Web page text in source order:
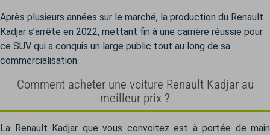
Après plusieurs années sur le marché, la production du Renault
Kadjar s’arrête en 2022, mettant fin à une carrière réussie pour
ce SUV qui a conquis un large public tout au long de sa
commercialisation.
Comment acheter une voiture Renault Kadjar au
meilleur prix ?
La Renault Kadjar que vous convoitez est à portée de main